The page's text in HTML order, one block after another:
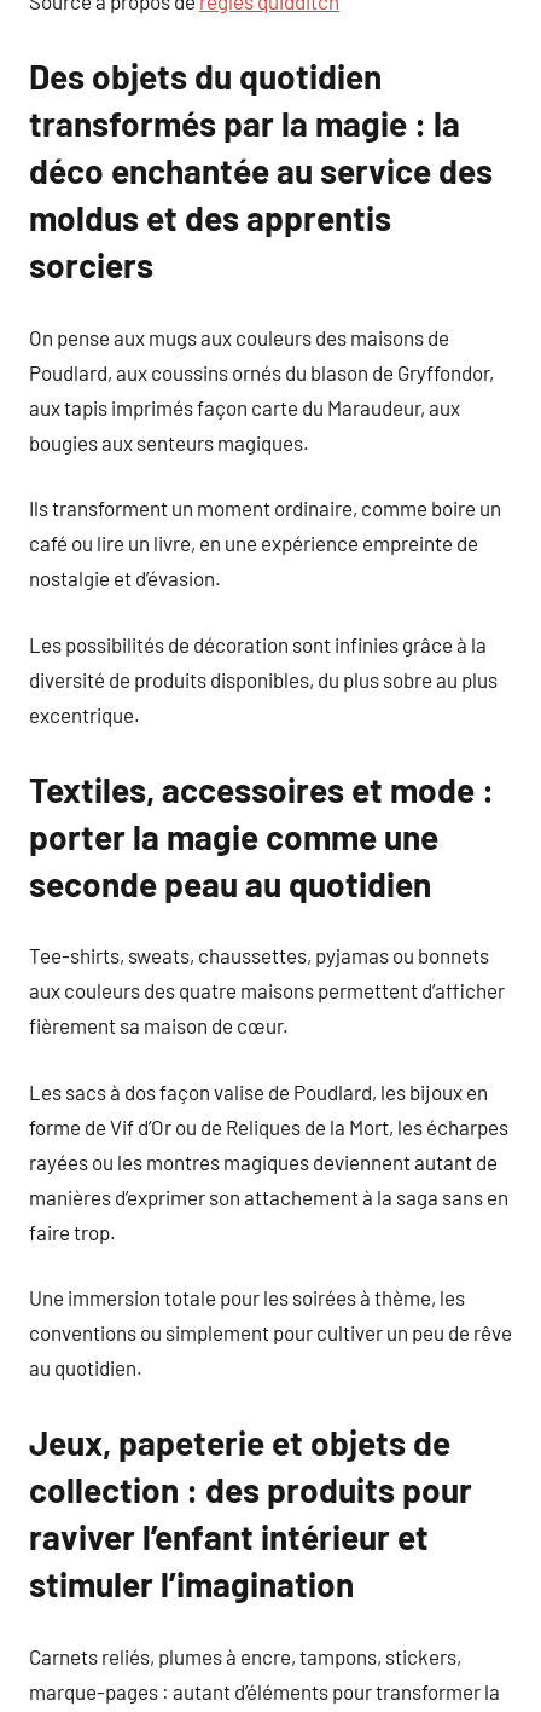
Des objets du quotidien
transformés par la magie : la
déco enchantée au service des
moldus et des apprentis
sorciers
On pense aux mugs aux couleurs des maisons de
Poudlard, aux coussins ornés du blason de Gryffondor,
aux tapis imprimés façon carte du Maraudeur, aux
bougies aux senteurs magiques.
Ils transforment un moment ordinaire, comme boire un
café ou lire un livre, en une expérience empreinte de
nostalgie et d’évasion.
Les possibilités de décoration sont infinies grâce à la
diversité de produits disponibles, du plus sobre au plus
excentrique.
Textiles, accessoires et mode :
porter la magie comme une
seconde peau au quotidien
Tee-shirts, sweats, chaussettes, pyjamas ou bonnets
aux couleurs des quatre maisons permettent d’afficher
fièrement sa maison de cœur.
Les sacs à dos façon valise de Poudlard, les bijoux en
forme de Vif d’Or ou de Reliques de la Mort, les écharpes
rayées ou les montres magiques deviennent autant de
manières d’exprimer son attachement à la saga sans en
faire trop.
Une immersion totale pour les soirées à thème, les
conventions ou simplement pour cultiver un peu de rêve
au quotidien.
Jeux, papeterie et objets de
collection : des produits pour
raviver l’enfant intérieur et
stimuler l’imagination
Carnets reliés, plumes à encre, tampons, stickers,
marque-pages : autant d’éléments pour transformer la